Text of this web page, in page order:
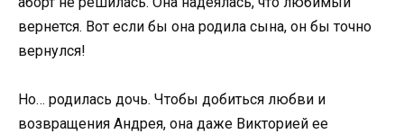
вернется. Вот если бы она родила сына, он бы точно
вернулся!
Но… родилась дочь. Чтобы добиться любви и
возвращения Андрея, она даже Викторией ее